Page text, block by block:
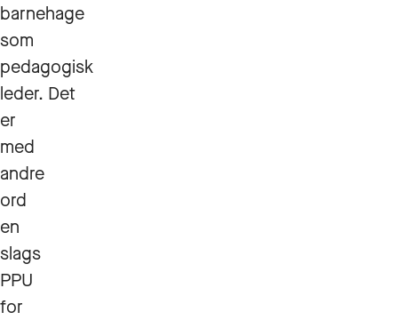
barnehage
som
pedagogisk
leder. Det
er
med
andre
ord
en
slags
PPU
for